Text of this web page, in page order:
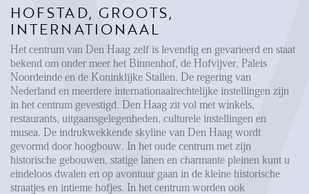
HOFSTAD, GROOTS,
INTERNATIONAAL
Het centrum van Den Haag zelf is levendig en gevarieerd en staat
bekend om onder meer het Binnenhof, de Hofvijver, Paleis
Noordeinde en de Koninklijke Stallen. De regering van
Nederland en meerdere internationaalrechtelijke instellingen zijn
in het centrum gevestigd. Den Haag zit vol met winkels,
restaurants, uitgaansgelegenheden, culturele instellingen en
musea. De indrukwekkende skyline van Den Haag wordt
gevormd door hoogbouw. In het oude centrum met zijn
historische gebouwen, statige lanen en charmante pleinen kunt u
eindeloos dwalen en op avontuur gaan in de kleine historische
straatjes en intieme hofjes. In het centrum worden ook
Hillegersberg
Rotterdam